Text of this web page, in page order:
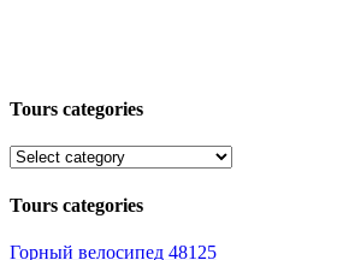
Tours categories
Tours categories
Горный велосипед 48125